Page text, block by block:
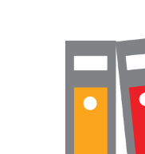
Дотоод журмын багц
Компанийн